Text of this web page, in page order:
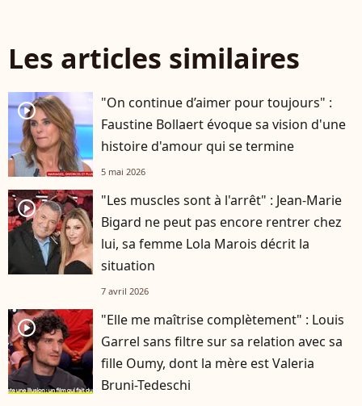
Les articles similaires
player2
"On continue d’aimer pour toujours" :
Faustine Bollaert évoque sa vision d'une
histoire d'amour qui se termine
5 mai 2026
player2
"Les muscles sont à l'arrêt" : Jean-Marie
Bigard ne peut pas encore rentrer chez
lui, sa femme Lola Marois décrit la
situation
7 avril 2026
player2
"Elle me maîtrise complètement" : Louis
Garrel sans filtre sur sa relation avec sa
fille Oumy, dont la mère est Valeria
Bruni-Tedeschi